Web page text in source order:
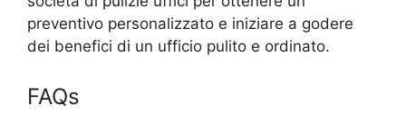
preventivo personalizzato e iniziare a godere
dei benefici di un ufficio pulito e ordinato.
FAQs